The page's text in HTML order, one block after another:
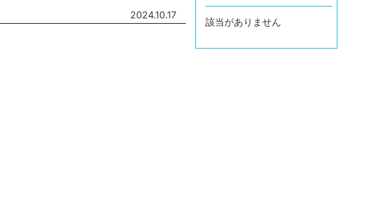
2024.10.17
該当がありません